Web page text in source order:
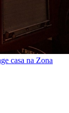
casa na Zona